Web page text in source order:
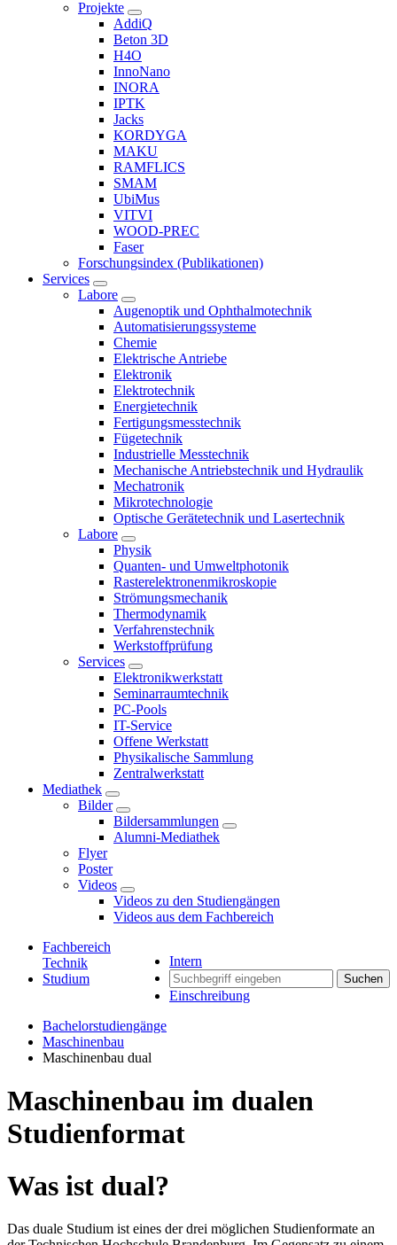
Projekte
AddiQ
Beton 3D
H4O
InnoNano
INORA
IPTK
Jacks
KORDYGA
MAKU
RAMFLICS
SMAM
UbiMus
VITVI
WOOD-PREC
Faser
Forschungsindex (Publikationen)
Services
Labore
Augenoptik und Ophthalmotechnik
Automatisierungssysteme
Chemie
Elektrische Antriebe
Elektronik
Elektrotechnik
Energietechnik
Fertigungsmesstechnik
Fügetechnik
Industrielle Messtechnik
Mechanische Antriebstechnik und Hydraulik
Mechatronik
Mikrotechnologie
Optische Gerätetechnik und Lasertechnik
Labore
Physik
Quanten- und Umweltphotonik
Rasterelektronenmikroskopie
Strömungsmechanik
Thermodynamik
Verfahrenstechnik
Werkstoffprüfung
Services
Elektronikwerkstatt
Seminarraumtechnik
PC-Pools
IT-Service
Offene Werkstatt
Physikalische Sammlung
Zentralwerkstatt
Mediathek
Bilder
Bildersammlungen
Alumni-Mediathek
Flyer
Poster
Videos
Videos zu den Studiengängen
Videos aus dem Fachbereich
Intern
Suchen
Einschreibung
Fachbereich
Technik
Studium
Bachelorstudiengänge
Maschinenbau
Maschinenbau dual
Maschinenbau im dualen
Studienformat
Was ist dual?
Das duale Studium ist eines der drei möglichen Studienformate an